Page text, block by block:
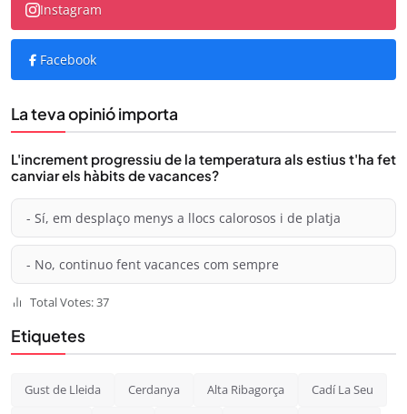
Instagram
Facebook
La teva opinió importa
L'increment progressiu de la temperatura als estius t'ha fet
canviar els hàbits de vacances?
- Sí, em desplaço menys a llocs calorosos i de platja
- No, continuo fent vacances com sempre
Total Votes: 37
Etiquetes
Gust de Lleida Cerdanya Alta Ribagorça Cadí La Seu